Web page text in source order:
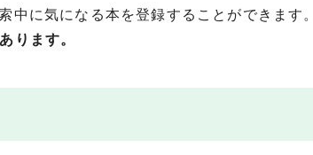
中に気になる本を登録することができます。
ります。